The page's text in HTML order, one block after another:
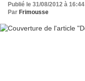
Publié le 31/08/2012 à 16:44
Par Frimousse